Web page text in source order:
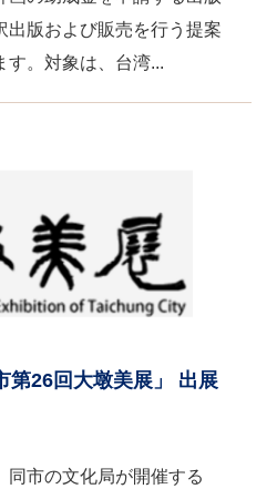
出版および販売を行う提案
す。対象は、台湾...
第26回大墩美展」 出展
同市の文化局が開催する